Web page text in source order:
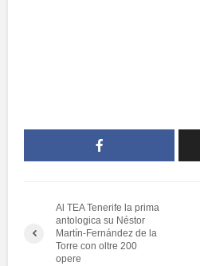
Al TEA Tenerife la prima
antologica su Néstor
Martín-Fernández de la
Torre con oltre 200
opere